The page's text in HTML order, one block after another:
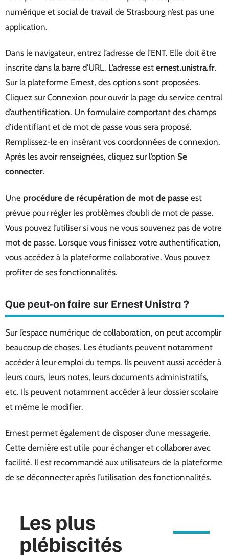
numérique et social de travail de Strasbourg n’est pas une
application.
Dans le navigateur, entrez l’adresse de l’ENT. Elle doit être
inscrite dans la barre d’URL. L’adresse est ernest.unistra.fr.
Sur la plateforme Ernest, des options sont proposées.
Cliquez sur Connexion pour ouvrir la page du service central
d’authentification. Un formulaire comportant des champs
d’identifiant et de mot de passe vous sera proposé.
Remplissez-le en insérant vos coordonnées de connexion.
Après les avoir renseignées, cliquez sur l’option Se
connecter.
Une procédure de récupération de mot de passe est
prévue pour régler les problèmes d’oubli de mot de passe.
Vous pouvez l’utiliser si vous ne vous souvenez pas de votre
mot de passe. Lorsque vous finissez votre authentification,
vous accédez à la plateforme collaborative. Vous pouvez
profiter de ses fonctionnalités.
Que peut-on faire sur Ernest Unistra ?
Sur l’espace numérique de collaboration, on peut accomplir
beaucoup de choses. Les étudiants peuvent notamment
accéder à leur emploi du temps. Ils peuvent aussi accéder à
leurs cours, leurs notes, leurs documents administratifs,
etc. Ils peuvent notamment accéder à leur dossier scolaire
et même le modifier.
Ernest permet également de disposer d’une messagerie.
Cette dernière est utile pour échanger et collaborer avec
facilité. Il est recommandé aux utilisateurs de la plateforme
de se déconnecter après l’utilisation des fonctionnalités.
Les plus
plébiscités